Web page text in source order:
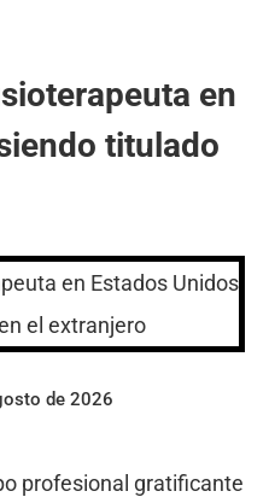
en
titulado
de 2026
profesional gratificante